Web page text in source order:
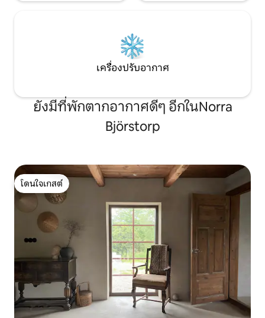
เครื่องปรับอากาศ
ยังมีที่พักตากอากาศดีๆ อีกในNorra
Björstorp
โดนใจเกสต์
โดนใจเกสต์